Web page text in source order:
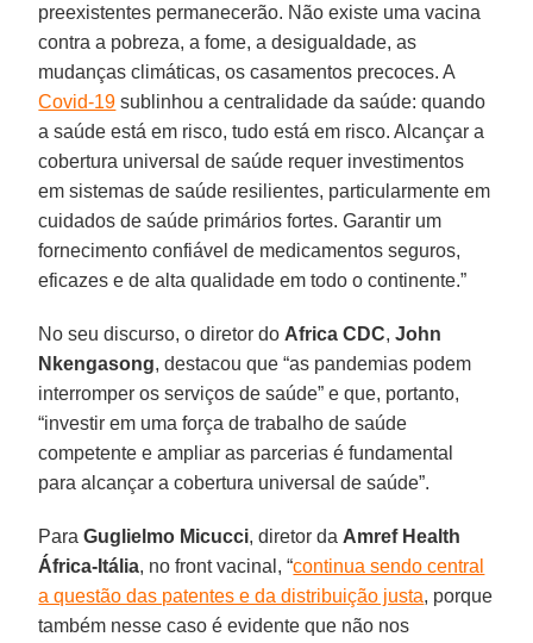
preexistentes permanecerão. Não existe uma vacina
contra a pobreza, a fome, a desigualdade, as
mudanças climáticas, os casamentos precoces. A
Covid-19 sublinhou a centralidade da saúde: quando
a saúde está em risco, tudo está em risco. Alcançar a
cobertura universal de saúde requer investimentos
em sistemas de saúde resilientes, particularmente em
cuidados de saúde primários fortes. Garantir um
fornecimento confiável de medicamentos seguros,
eficazes e de alta qualidade em todo o continente.”
No seu discurso, o diretor do Africa CDC,John
Nkengasong, destacou que “as pandemias podem
interromper os serviços de saúde” e que, portanto,
“investir em uma força de trabalho de saúde
competente e ampliar as parcerias é fundamental
para alcançar a cobertura universal de saúde”.
ParaGuglielmo Micucci, diretor da Amref Health
África-Itália, no front vacinal, “continua sendo central
a questão das patentes e da distribuição justa, porque
também nesse caso é evidente que não nos